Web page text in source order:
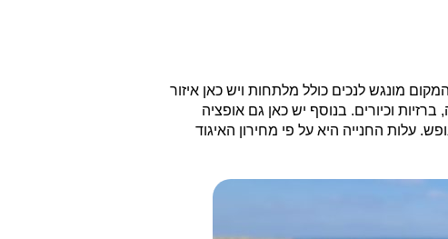
המקום מונגש לנכים כולל מלתחות ויש כאן איזור
וכיורים. בנוסף יש כאן גם אופציה
עלות החנייה היא על פי מחירון האיגוד